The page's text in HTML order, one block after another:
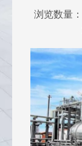
浏览数量：